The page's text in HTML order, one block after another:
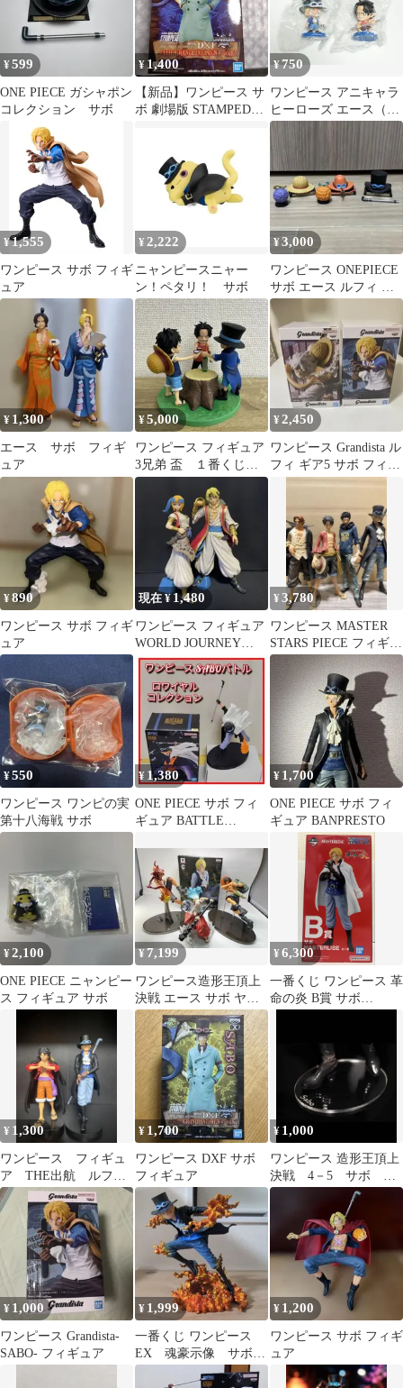
¥599
ONE PIECE ガシャポン
コレクション サボ
¥1,400
【新品】ワンピース サ
ボ 劇場版 STAMPEDE
¥750
ワンピース アニキャラ
ヒーローズ エース（幼
少） サボ 2点セット
¥1,555
ワンピース サボ フィギ
ュア
¥ 2,222
ニャンピースニャー
ン！ペタリ！ サボ
¥3,000
ワンピース ONEPIECE
サボ エース ルフィ 帽
子
¥ 1,300
エース サボ フィギ
ュア
¥5,000
ワンピース フィギュア
3兄弟 盃 １番くじＡ
賞
¥2,450
ワンピース Grandista ル
フィ ギア5 サボ フィギ
ュアセット
¥890
ワンピース サボ フィギ
ュア
現在 ¥1,480
ワンピース フィギュア
WORLD JOURNEY
vol.6 サボ コアラ
¥3,780
ワンピース MASTER
STARS PIECE フィギュ
ア 4体セット
¥550
ワンピース ワンピの実
第十八海戦 サボ
¥ 1,380
ONE PIECE サボ フィ
ギュア BATTLE
¥ 1,700
ONE PIECE サボ フィ
ギュア BANPRESTO
¥2,100
ONE PIECE ニャンピー
ス フィギュア サボ
¥7,199
ワンピース造形王頂上
決戦 エース サボ ヤマ
ト フィギュア 4体まと
め売り
¥6,300
一番くじ ワンピース 革
命の炎 B賞 サボ
¥ 1,300
ワンピース フィギュ
ア THE出航 ルフ
ィ サボ
¥ 1,700
ワンピース DXF サボ
フィギュア
¥ 1,000
ワンピース 造形王頂上
決戦 4－5 サボ ア
クリル台座 送料無料
¥ 1,000
ワンピース Grandista-
SABO- フィギュア
¥ 1,999
一番くじ ワンピース
EX 魂豪示像 サボ
ラストワン賞
¥ 1,200
ワンピース サボ フィギ
ュア